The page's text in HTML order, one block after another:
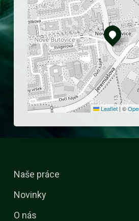
Leaflet| ©
Naše práce
Novinky
O nás